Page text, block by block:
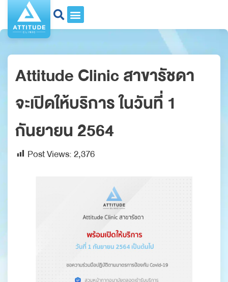
Attitude Clinic สาขารัชดา
จะเปิดให้บริการ ในวันที่ 1
กันยายน 2564
Post Views:2,376